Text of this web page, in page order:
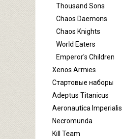
Thousand Sons
Chaos Daemons
Chaos Knights
World Eaters
Emperor's Children
Xenos Armies
Стартовые наборы
Adeptus Titanicus
Aeronautica Imperialis
Necromunda
Kill Team